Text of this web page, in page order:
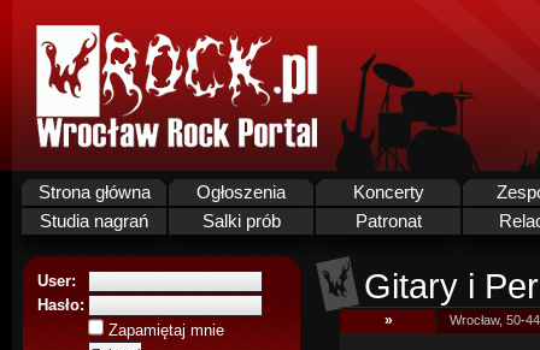
Strona główna Ogłoszenia Koncerty
Studia nagrań
Salki prób Patronat
User:
Hasło:
Zapamiętaj mnie
Gitary i
» Wrocław, 50-